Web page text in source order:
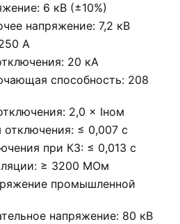
6 кВ (±10%)
напряжение: 7,2 кВ
А
20 кА
способность: 208
2,0 × Iном
≤ 0,007 с
при КЗ: ≤ 0,013 с
≥ 3200 МОм
промышленной
напряжение: 80 кВ